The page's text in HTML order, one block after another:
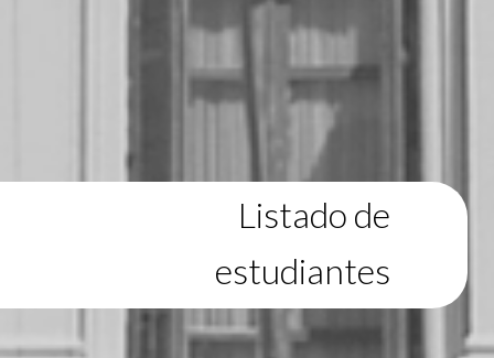
Listado de
estudiantes